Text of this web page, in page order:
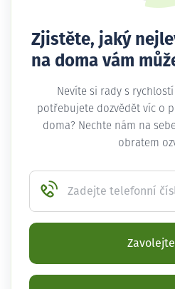
Zjistěte, jaký
na doma vám
Nevíte si rady s
potřebujete dozvědět víc o
doma? Nechte nám na
obratem
Zadejte telefonní